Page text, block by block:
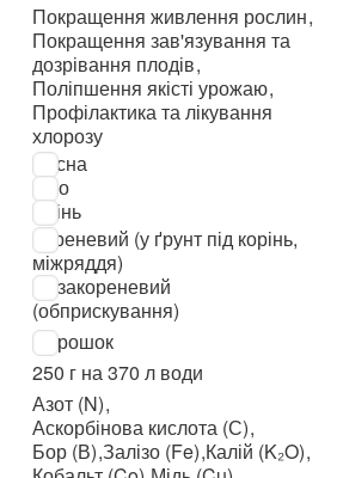
Покращення живлення рослин,
Покращення зав'язування та
дозрівання плодів,
Поліпшення якісті урожаю,
Профілактика та лікування
хлорозу
Весна
Літо
Осінь
Кореневий (у ґрунт під корінь,
міжряддя)
Позакореневий
(обприскування)
Порошок
250 г на 370 л води
Азот (N),
Аскорбінова кислота (С),
Бор (В),Залізо (Fe),Калій (K₂O),